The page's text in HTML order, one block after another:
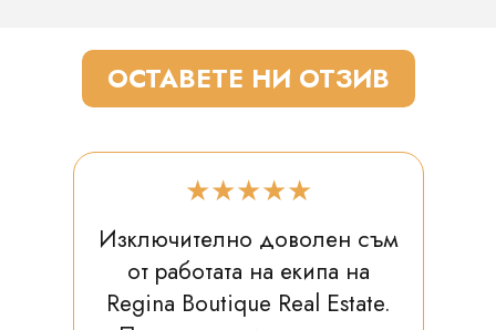
ОСТАВЕТЕ НИ ОТЗИВ
★★★★★
Изключително доволен съм
от работата на екипа на
Regina Boutique Real Estate.